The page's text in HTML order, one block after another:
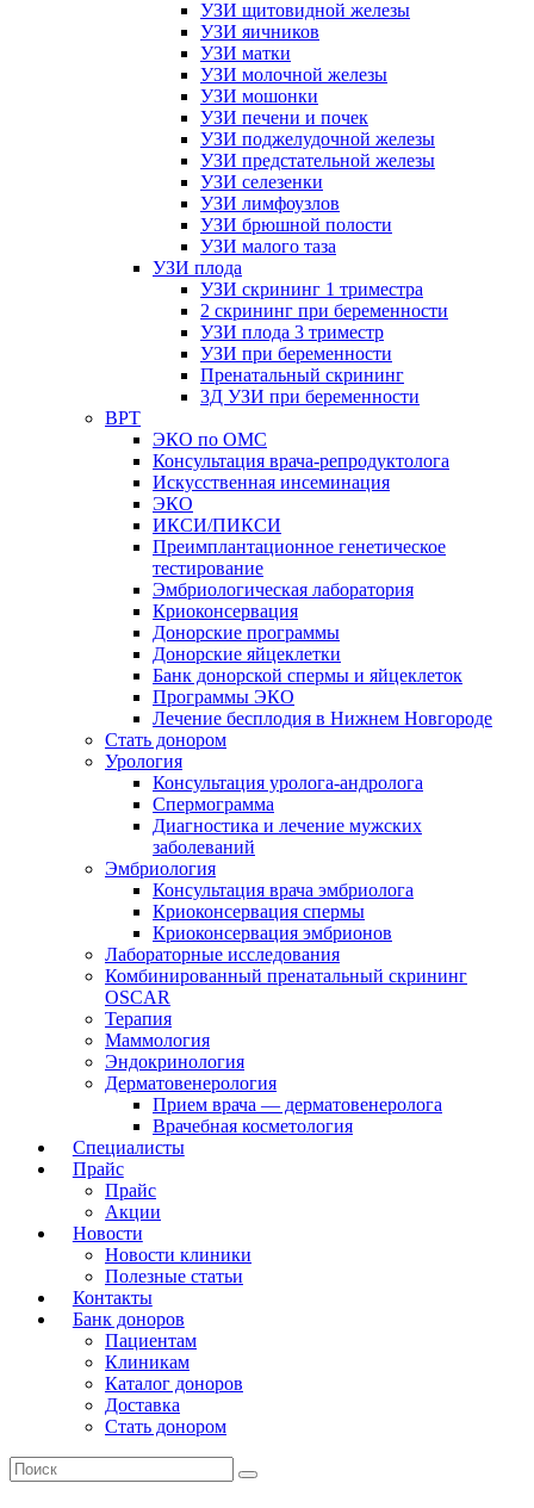
УЗИ щитовидной железы
УЗИ яичников
УЗИ матки
УЗИ молочной железы
УЗИ мошонки
УЗИ печени и почек
УЗИ поджелудочной железы
УЗИ предстательной железы
УЗИ селезенки
УЗИ лимфоузлов
УЗИ брюшной полости
УЗИ малого таза
УЗИ плода
УЗИ скрининг 1 триместра
2 скрининг при беременности
УЗИ плода 3 триместр
УЗИ при беременности
Пренатальный скрининг
3Д УЗИ при беременности
ВРТ
ЭКО по ОМС
Консультация врача-репродуктолога
Искусственная инсеминация
ЭКО
ИКСИ/ПИКСИ
Преимплантационное генетическое
тестирование
Эмбриологическая лаборатория
Криоконсервация
Донорские программы
Донорские яйцеклетки
Банк донорской спермы и яйцеклеток
Программы ЭКО
Лечение бесплодия в Нижнем Новгороде
Стать донором
Урология
Консультация уролога-андролога
Спермограмма
Диагностика и лечение мужских
заболеваний
Эмбриология
Консультация врача эмбриолога
Криоконсервация спермы
Криоконсервация эмбрионов
Лабораторные исследования
Комбинированный пренатальный скрининг
OSCAR
Терапия
Маммология
Эндокринология
Дерматовенерология
Прием врача — дерматовенеролога
Врачебная косметология
Специалисты
Прайс
Прайс
Акции
Новости
Новости клиники
Полезные статьи
Контакты
Банк доноров
Пациентам
Клиникам
Каталог доноров
Доставка
Стать донором